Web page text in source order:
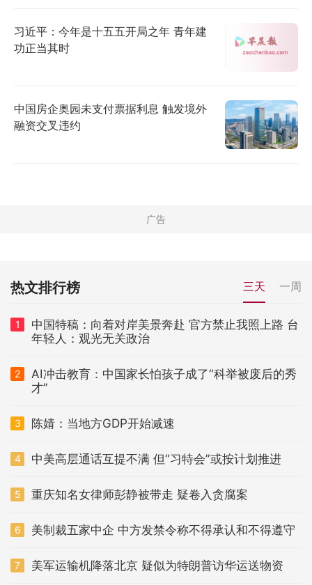
习近平：今年是十五五开局之年 青年建
功正当其时
中国房企奥园未支付票据利息 触发境外
融资交叉违约
热文排行榜 三天 一周
1
中国特稿：向着对岸美景奔赴 官方禁止我照上路 台
年轻人：观光无关政治
2
AI冲击教育：中国家长怕孩子成了“科举被废后的秀
才”
3 陈婧：当地方GDP开始减速
4 中美高层通话互提不满 但“习特会”或按计划推进
5 重庆知名女律师彭静被带走 疑卷入贪腐案
6 美制裁五家中企 中方发禁令称不得承认和不得遵守
7 美军运输机降落北京 疑似为特朗普访华运送物资